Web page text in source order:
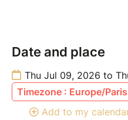
Date and place
Thu Jul 09, 2026 to
Timezone : Europe/Paris
Add to my